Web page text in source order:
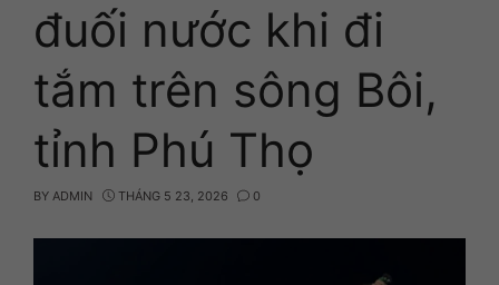
đuối nước khi đi
tắm trên sông Bôi,
tỉnh Phú Thọ
BY ADMIN THÁNG 5 23, 2026 0